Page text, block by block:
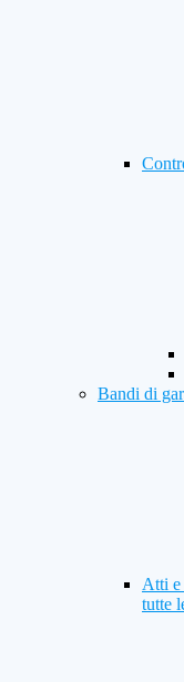
Bandi di
Atti e
tutte